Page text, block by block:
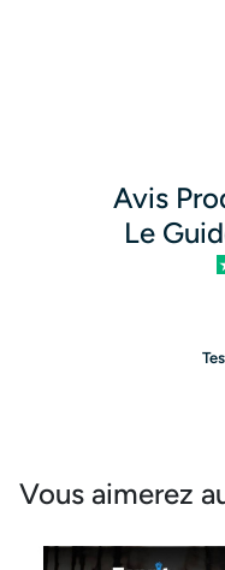
Avis
Le
Vous aimerez